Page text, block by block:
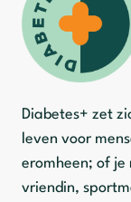
Diabetes+ zet
leven voor
eromheen; of je
vriendin,